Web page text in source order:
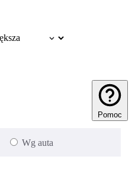
Pomoc
Wg auta